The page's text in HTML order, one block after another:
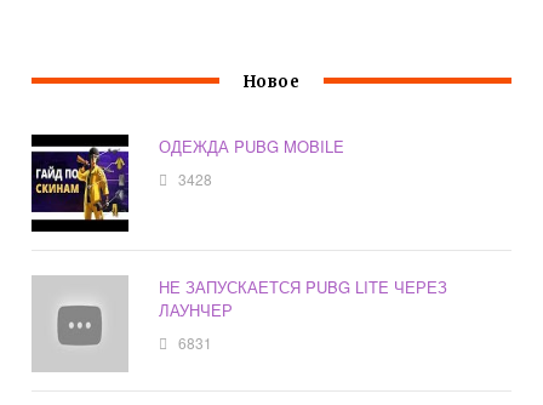
Новое
ОДЕЖДА PUBG MOBILE
3428
НЕ ЗАПУСКАЕТСЯ PUBG LITE ЧЕРЕЗ
ЛАУНЧЕР
6831